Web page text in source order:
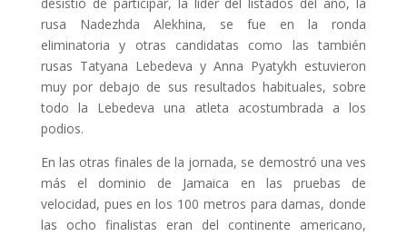
desistió de participar, la líder del listados del año, la
rusa Nadezhda Alekhina, se fue en la ronda
eliminatoria y otras candidatas como las también
rusas Tatyana Lebedeva y Anna Pyatykh estuvieron
muy por debajo de sus resultados habituales, sobre
todo la Lebedeva una atleta acostumbrada a los
podios.
En las otras finales de la jornada, se demostró una ves
más el dominio de Jamaica en las pruebas de
velocidad, pues en los 100 metros para damas, donde
las ocho finalistas eran del continente americano,